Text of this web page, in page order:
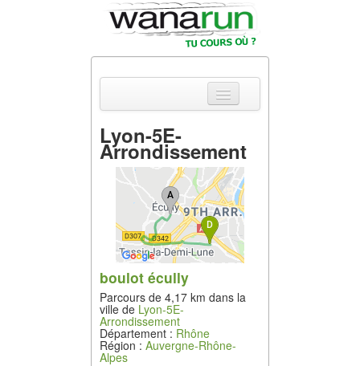
Actualités
Equipements &
Tests
Parcours &
Courses
Outils & Réseaux
Lyon-5E-
Arrondissement
boulot écully
Parcours de 4,17 km dans la
ville de Lyon-5E-
Arrondissement
Département : Rhône
Région : Auvergne-Rhône-
Alpes